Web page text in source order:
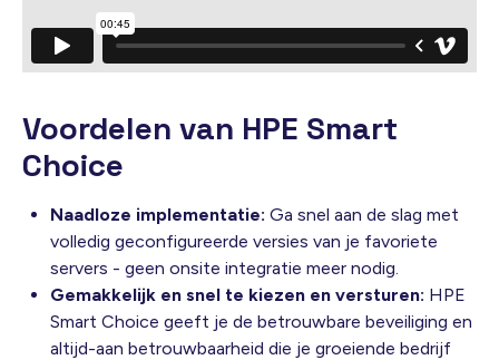
Voordelen van HPE Smart
Choice
Naadloze implementatie: Ga snel aan de slag met
volledig geconfigureerde versies van je favoriete
servers - geen onsite integratie meer nodig.
Gemakkelijk en snel te kiezen en versturen: HPE
Smart Choice geeft je de betrouwbare beveiliging en
altijd-aan betrouwbaarheid die je groeiende bedrijf